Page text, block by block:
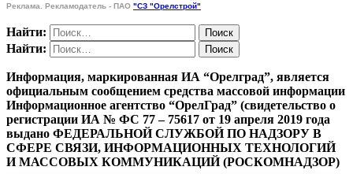
Реклама. Рекламодатель - ПАО "СЗ "Орелстрой"
Найти:
Найти:
Информация, маркированная ИА “Орелград”, является
официальным сообщением средства массовой информации
Информационное агентство “ОрелГрад” (свидетельство о
регистрации ИА № ФС 77 – 75617 от 19 апреля 2019 года
выдано ФЕДЕРАЛЬНОЙ СЛУЖБОЙ ПО НАДЗОРУ В
СФЕРЕ СВЯЗИ, ИНФОРМАЦИОННЫХ ТЕХНОЛОГИЙ
И МАССОВЫХ КОММУНИКАЦИЙ (РОСКОМНАДЗОР)